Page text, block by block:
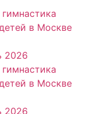
в Москве
2026
в Москве
2026